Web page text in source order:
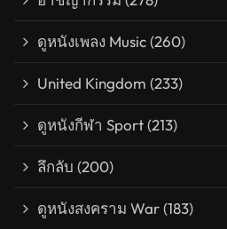
ดูหนังเพลง Music(260)
United Kingdom (233)
ดูหนังกีฬา Sport(213)
ลึกลับ (200)
ดูหนังสงคราม War(183)